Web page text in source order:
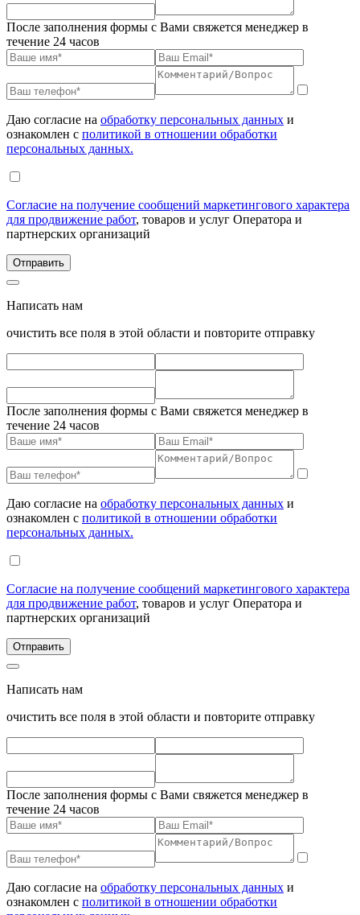
После заполнения формы с Вами свяжется менеджер в
течение 24 часов
Даю согласие на обработку персональных данных и
ознакомлен с политикой в отношении обработки
персональных данных.
Согласие на получение сообщений маркетингового характера
для продвижение работ, товаров и услуг Оператора и
партнерских организаций
Написать нам
очистить все поля в этой области и повторите отправку
После заполнения формы с Вами свяжется менеджер в
течение 24 часов
Даю согласие на обработку персональных данных и
ознакомлен с политикой в отношении обработки
персональных данных.
Согласие на получение сообщений маркетингового характера
для продвижение работ, товаров и услуг Оператора и
партнерских организаций
Написать нам
очистить все поля в этой области и повторите отправку
После заполнения формы с Вами свяжется менеджер в
течение 24 часов
Даю согласие на обработку персональных данных и
ознакомлен с политикой в отношении обработки